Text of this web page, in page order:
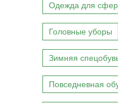
Одежда для
Головные уборы
Зимняя
Повседневная